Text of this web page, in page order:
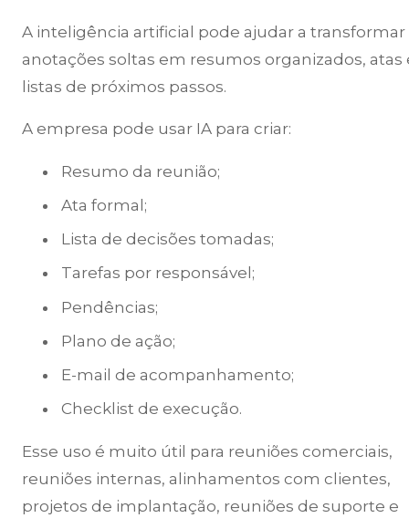
A inteligência artificial pode ajudar a transformar
anotações soltas em resumos organizados, atas
listas de próximos passos.
A empresa pode usar IA para criar:
Resumo da reunião;
Ata formal;
Lista de decisões tomadas;
Tarefas por responsável;
Pendências;
Plano de ação;
E-mail de acompanhamento;
Checklist de execução.
Esse uso é muito útil para reuniões comerciais,
reuniões internas, alinhamentos com clientes,
projetos de implantação, reuniões de suporte e